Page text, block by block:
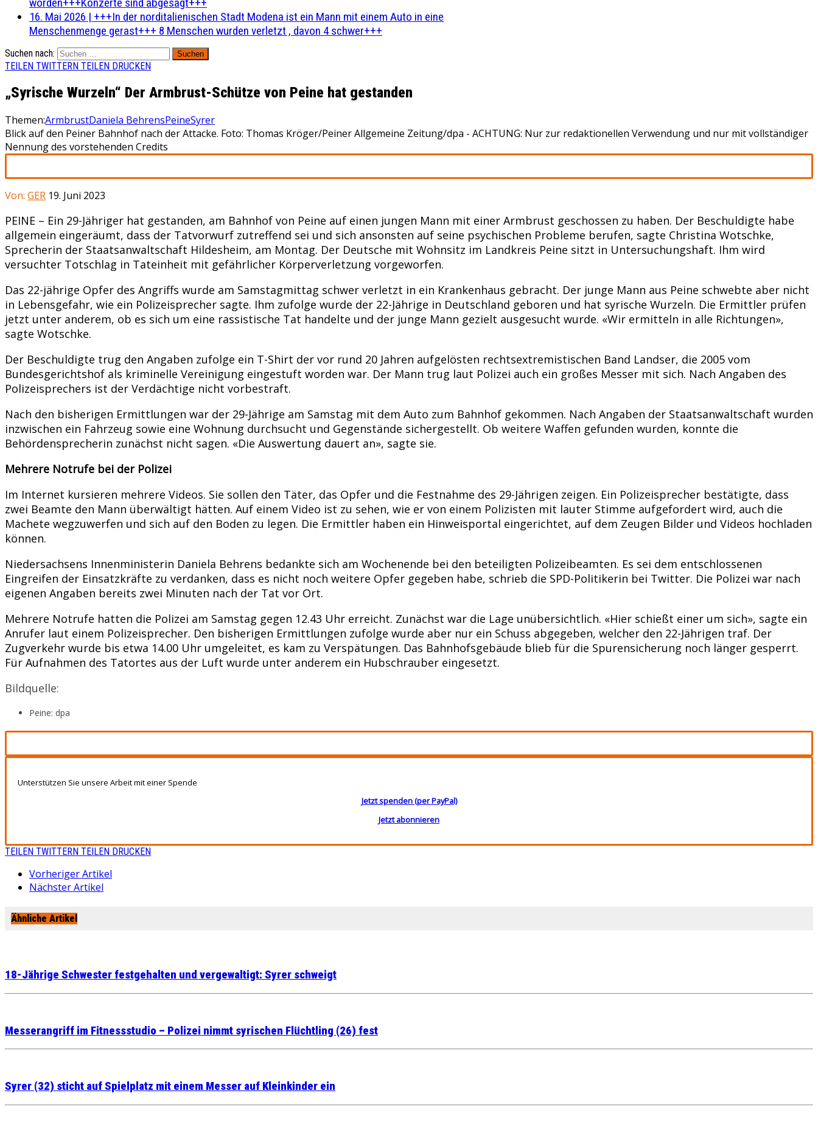
16. Mai 2026 | +++In der norditalienischen Stadt Modena ist ein Mann mit einem Auto in eine
Menschenmenge gerast+++ 8 Menschen wurden verletzt , davon 4 schwer+++
Suchen nach:
TEILEN TWITTERN TEILEN DRUCKEN
„Syrische Wurzeln“ Der Armbrust-Schütze von Peine hat gestanden
Themen:ArmbrustDaniela BehrensPeineSyrer
Blick auf den Peiner Bahnhof nach der Attacke. Foto: Thomas Kröger/Peiner Allgemeine Zeitung/dpa - ACHTUNG: Nur zur redaktionellen Verwendung und nur mit vollständiger
Nennung des vorstehenden Credits
Von: GER 19. Juni 2023
PEINE – Ein 29-Jähriger hat gestanden, am Bahnhof von Peine auf einen jungen Mann mit einer Armbrust geschossen zu haben. Der Beschuldigte habe
allgemein eingeräumt, dass der Tatvorwurf zutreffend sei und sich ansonsten auf seine psychischen Probleme berufen, sagte Christina Wotschke,
Sprecherin der Staatsanwaltschaft Hildesheim, am Montag. Der Deutsche mit Wohnsitz im Landkreis Peine sitzt in Untersuchungshaft. Ihm wird
versuchter Totschlag in Tateinheit mit gefährlicher Körperverletzung vorgeworfen.
Das 22-jährige Opfer des Angriffs wurde am Samstagmittag schwer verletzt in ein Krankenhaus gebracht. Der junge Mann aus Peine schwebte aber nicht
in Lebensgefahr, wie ein Polizeisprecher sagte. Ihm zufolge wurde der 22-Jährige in Deutschland geboren und hat syrische Wurzeln. Die Ermittler prüfen
jetzt unter anderem, ob es sich um eine rassistische Tat handelte und der junge Mann gezielt ausgesucht wurde. «Wir ermitteln in alle Richtungen»,
sagte Wotschke.
Der Beschuldigte trug den Angaben zufolge ein T-Shirt der vor rund 20 Jahren aufgelösten rechtsextremistischen Band Landser, die 2005 vom
Bundesgerichtshof als kriminelle Vereinigung eingestuft worden war. Der Mann trug laut Polizei auch ein großes Messer mit sich. Nach Angaben des
Polizeisprechers ist der Verdächtige nicht vorbestraft.
Nach den bisherigen Ermittlungen war der 29-Jährige am Samstag mit dem Auto zum Bahnhof gekommen. Nach Angaben der Staatsanwaltschaft wurden
inzwischen ein Fahrzeug sowie eine Wohnung durchsucht und Gegenstände sichergestellt. Ob weitere Waffen gefunden wurden, konnte die
Behördensprecherin zunächst nicht sagen. «Die Auswertung dauert an», sagte sie.
Mehrere Notrufe bei der Polizei
Im Internet kursieren mehrere Videos. Sie sollen den Täter, das Opfer und die Festnahme des 29-Jährigen zeigen. Ein Polizeisprecher bestätigte, dass
zwei Beamte den Mann überwältigt hätten. Auf einem Video ist zu sehen, wie er von einem Polizisten mit lauter Stimme aufgefordert wird, auch die
Machete wegzuwerfen und sich auf den Boden zu legen. Die Ermittler haben ein Hinweisportal eingerichtet, auf dem Zeugen Bilder und Videos hochladen
können.
Niedersachsens Innenministerin Daniela Behrens bedankte sich am Wochenende bei den beteiligten Polizeibeamten. Es sei dem entschlossenen
Eingreifen der Einsatzkräfte zu verdanken, dass es nicht noch weitere Opfer gegeben habe, schrieb die SPD-Politikerin bei Twitter. Die Polizei war nach
eigenen Angaben bereits zwei Minuten nach der Tat vor Ort.
Mehrere Notrufe hatten die Polizei am Samstag gegen 12.43 Uhr erreicht. Zunächst war die Lage unübersichtlich. «Hier schießt einer um sich», sagte ein
Anrufer laut einem Polizeisprecher. Den bisherigen Ermittlungen zufolge wurde aber nur ein Schuss abgegeben, welcher den 22-Jährigen traf. Der
Zugverkehr wurde bis etwa 14.00 Uhr umgeleitet, es kam zu Verspätungen. Das Bahnhofsgebäude blieb für die Spurensicherung noch länger gesperrt.
Für Aufnahmen des Tatortes aus der Luft wurde unter anderem ein Hubschrauber eingesetzt.
Bildquelle:
Peine: dpa
Unterstützen Sie unsere Arbeit mit einer Spende
Jetzt spenden (per PayPal)
Jetzt abonnieren
TEILEN TWITTERN TEILEN DRUCKEN
Vorheriger Artikel
Nächster Artikel
Ähnliche Artikel
18-Jährige Schwester festgehalten und vergewaltigt: Syrer schweigt
Messerangriff im Fitnessstudio – Polizei nimmt syrischen Flüchtling (26) fest
Syrer (32) sticht auf Spielplatz mit einem Messer auf Kleinkinder ein